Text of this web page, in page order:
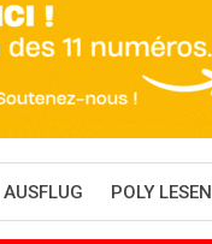
AUSFLUG POLY LESEN